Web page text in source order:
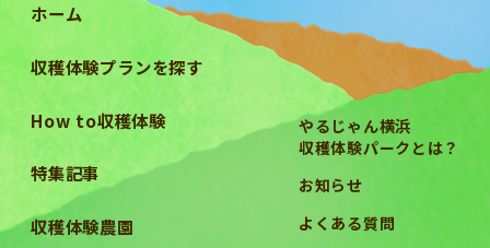
ホーム
収穫体験プランを探す
How to収穫体験
特集記事
収穫体験農園
やるじゃん横浜
収穫体験パークとは？
お知らせ
よくある質問